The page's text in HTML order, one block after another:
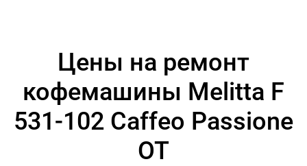
Цены на ремонт
кофемашины Melitta F
531-102 Caffeo Passione
OT